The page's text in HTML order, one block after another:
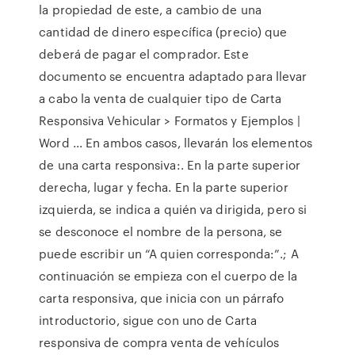
la propiedad de este, a cambio de una
cantidad de dinero específica (precio) que
deberá de pagar el comprador. Este
documento se encuentra adaptado para llevar
a cabo la venta de cualquier tipo de Carta
Responsiva Vehicular > Formatos y Ejemplos |
Word ... En ambos casos, llevarán los elementos
de una carta responsiva:. En la parte superior
derecha, lugar y fecha. En la parte superior
izquierda, se indica a quién va dirigida, pero si
se desconoce el nombre de la persona, se
puede escribir un “A quien corresponda:”.; A
continuación se empieza con el cuerpo de la
carta responsiva, que inicia con un párrafo
introductorio, sigue con uno de Carta
responsiva de compra venta de vehículos